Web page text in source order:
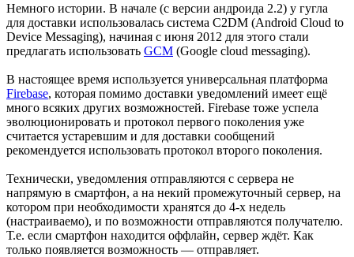
Немного истории. В начале (с версии андроида 2.2) у гугла
для доставки использовалась система C2DM (Android Cloud to
Device Messaging), начиная с июня 2012 для этого стали
предлагать использовать GCM (Google cloud messaging).
В настоящее время используется универсальная платформа
Firebase, которая помимо доставки уведомлений имеет ещё
много всяких других возможностей. Firebase тоже успела
эволюционировать и протокол первого поколения уже
считается устаревшим и для доставки сообщений
рекомендуется использовать протокол второго поколения.
Технически, уведомления отправляются с сервера не
напрямую в смартфон, а на некий промежуточный сервер, на
котором при необходимости хранятся до 4-х недель
(настраиваемо), и по возможности отправляются получателю.
Т.е. если смартфон находится оффлайн, сервер ждёт. Как
только появляется возможность — отправляет.